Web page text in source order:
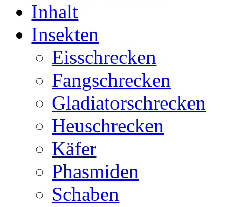
Inhalt
Insekten
Eisschrecken
Fangschrecken
Gladiatorschrecken
Heuschrecken
Käfer
Phasmiden
Schaben